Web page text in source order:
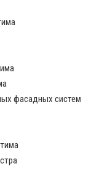
фасадных систем